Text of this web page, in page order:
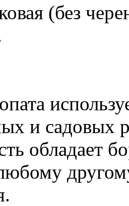
(без
и садовых
обладает